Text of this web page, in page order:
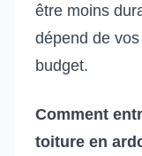
être moins
dépend de
budget.
Comment
toiture en